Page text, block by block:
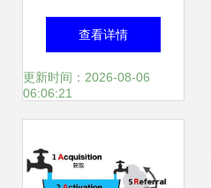
访广西首家智慧工
厂的脉动
查看详情
更新时间：2026-08-06
06:06:21